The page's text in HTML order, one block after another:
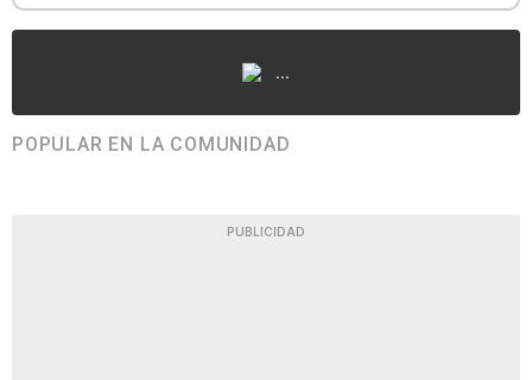
...
POPULAR EN LA COMUNIDAD
PUBLICIDAD